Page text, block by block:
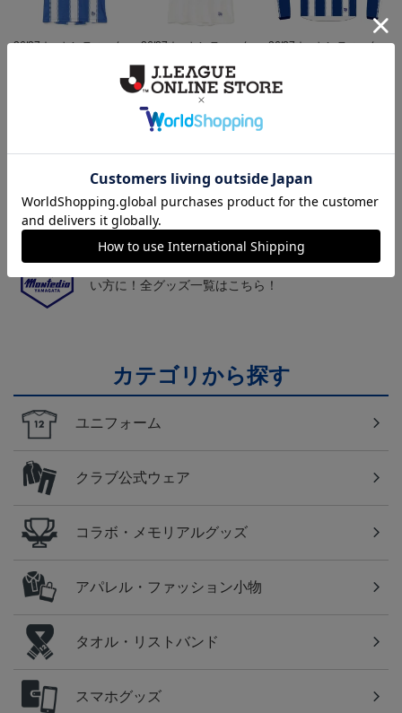
26/27オーセンティックユ 26/27オーセンティックユ
d）
18,700円～23,760円
26/27オーセンティックユ
山形
チームマスコット「ディーオ」グッズは、サポータ
山形
い方に！全グッズ一覧はこちら！
カテゴリから探す
ユニフォーム
クラブ公式ウェア
コラボ・メモリアルグッズ
アパレル・ファッション小物
タオル・リストバンド
スマホグッズ